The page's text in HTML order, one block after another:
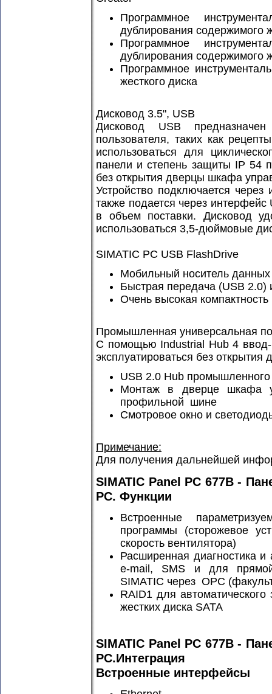
Программное
дублирования содержимого
Программное
дублирования содержимого
Программное
жесткого диска
Дисковод 3.5", USB
Дисковод USB
пользователя, таких как
использоваться для
панели и степень защиты IP 54
без открытия дверцы шкафа
Устройство подключается
также подается через
в объем поставки. Дисковод
использоваться 3,5-дюймовые
SIMATIC PC USB FlashDrive
Мобильный носитель
Быстрая передача (USB 2.0)
Очень высокая компактность
Промышленная универсальная
С помощью Industrial Hub 4
эксплуатироваться без
USB 2.0 Hub
Монтаж в дверце шкафа
профильной шине
Смотровое окно и
Примечание:
Для получения дальнейшей
SIMATIC Panel PC 677B -
PC. Функции
Встроенные
программы (сторожевое
скорость вентилятора)
Расширенная диагностика
e-mail, SMS и для
SIMATIC через OPC
RAID1 для
жестких диска SATA
SIMATIC Panel PC 677B -
PC.Интеграция
Встроенные интерфейсы